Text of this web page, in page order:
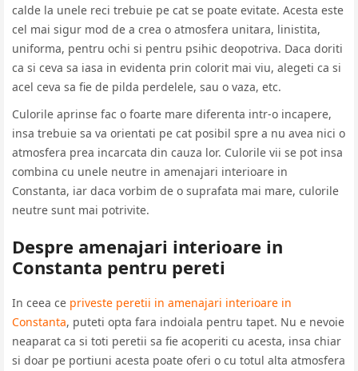
calde la unele reci trebuie pe cat se poate evitate. Acesta este
cel mai sigur mod de a crea o atmosfera unitara, linistita,
uniforma, pentru ochi si pentru psihic deopotriva. Daca doriti
ca si ceva sa iasa in evidenta prin colorit mai viu, alegeti ca si
acel ceva sa fie de pilda perdelele, sau o vaza, etc.
Culorile aprinse fac o foarte mare diferenta intr-o incapere,
insa trebuie sa va orientati pe cat posibil spre a nu avea nici o
atmosfera prea incarcata din cauza lor. Culorile vii se pot insa
combina cu unele neutre in amenajari interioare in
Constanta, iar daca vorbim de o suprafata mai mare, culorile
neutre sunt mai potrivite.
Despre amenajari interioare in
Constanta pentru pereti
In ceea ce priveste peretii in amenajari interioare in
Constanta, puteti opta fara indoiala pentru tapet. Nu e nevoie
neaparat ca si toti peretii sa fie acoperiti cu acesta, insa chiar
si doar pe portiuni acesta poate oferi o cu totul alta atmosfera